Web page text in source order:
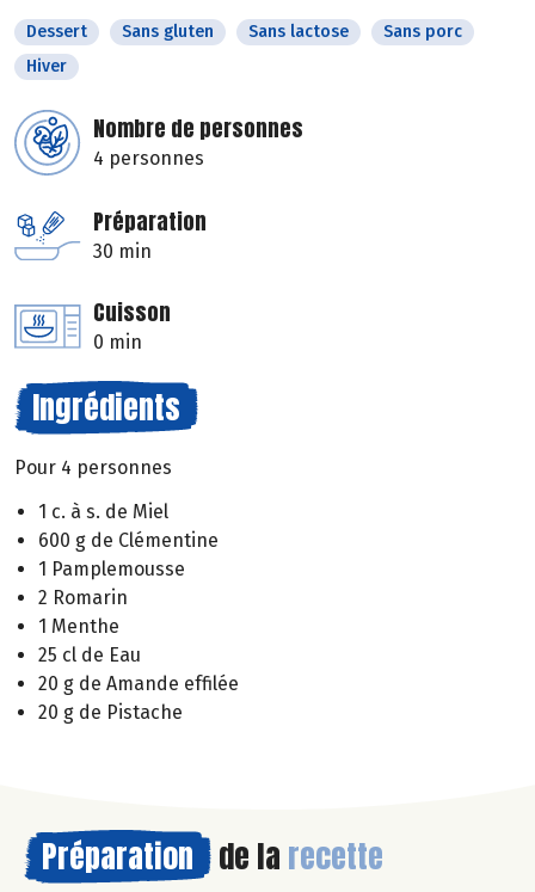
Dessert Sans gluten Sans lactose
Sans porc
Hiver
Nombre de personnes
4 personnes
Préparation
30 min
Cuisson
0 min
Ingrédients
Pour 4 personnes
1 c. à s. de Miel
600 g de Clémentine
1 Pamplemousse
2 Romarin
1 Menthe
25 cl de Eau
20 g de Amande effilée
20 g de Pistache
Préparation de la recette